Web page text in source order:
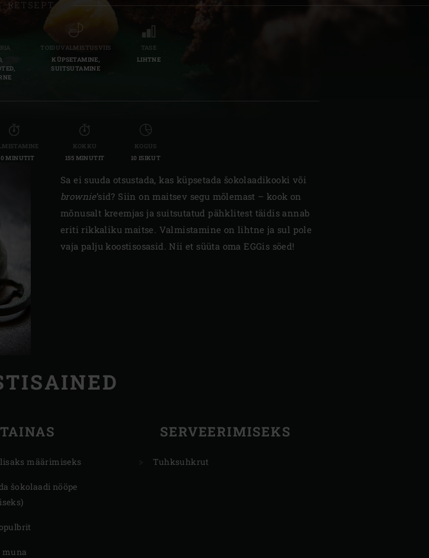
Slovenia | Slovenija
Spain | España
Sweden | Sverige
Turkey | Türkiye
RETSEPT
TOIDUVALMISTUSVIIS
KÜPSETAMINE,
SUITSUTAMINE
TASE
LIHTNE
MINUTIT
KOKKU
155 MINUTIT
KOGUS
10 ISIKUT
Sa ei suuda otsustada, kas küpsetada šokolaadikooki või
brownie’sid? Siin on maitsev segu mõlemast – kook on
mõnusalt kreemjas ja suitsutatud pähklitest täidis annab
eriti rikkaliku maitse. Valmistamine on lihtne ja sul pole
vaja palju koostisosasid. Nii et süüta oma EGGis söed!
TAINAS
lisaks määrimiseks
šokolaadi nööpe
muna
SERVEERIMISEKS
Tuhksuhkrut